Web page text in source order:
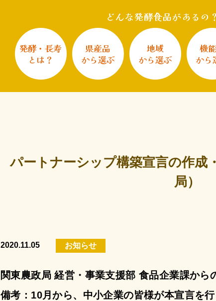
どんな発酵食品があるの？
発酵・長寿
とは？
県産品
から選ぶ
地域
から選ぶ
機
から
パートナーシップ構築宣言の作成
局）
2020.11.05 お知らせ
関東農政局 経営・事業支援部 食品企業課から
備考：10月から、中小企業の皆様が本宣言を